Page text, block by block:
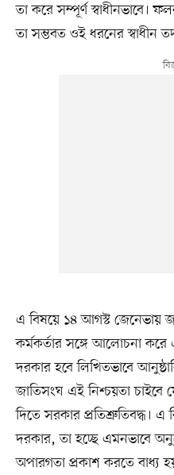
তা করে সম্পূর্ণ স্বাধীনভাবে।
তা সম্ভবত ওই ধরনের স্বাধীন
এ বিষয়ে ১৪ আগস্ট জেনেভায়
কর্মকর্তার সঙ্গে আলোচনা
দরকার হবে লিখিতভাবে
জাতিসংঘ এই নিশ্চয়তা চাইবে
দিতে সরকার প্রতিশ্রুতিবদ্ধ। এ
দরকার, তা হচ্ছে এমনভাবে
অপারগতা প্রকাশ করতে বাধ্য